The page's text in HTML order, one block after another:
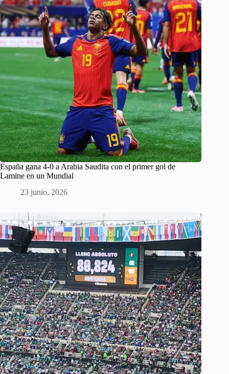
España gana 4-0 a Arabia Saudita con el primer gol de
Lamine en un Mundial
23 junio, 2026